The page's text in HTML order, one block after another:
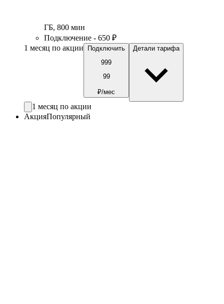
ГБ, 800 мин
Подключение - 650 ₽
1 месяц по акции
Подключить
999
99
₽/мес
Детали тарифа
1 месяц по акции
АкцияПопулярный